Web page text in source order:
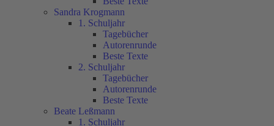
Sandra Krogmann
1. Schuljahr
Tagebücher
Autorenrunde
Beste Texte
2. Schuljahr
Tagebücher
Autorenrunde
Beste Texte
Beate Leßmann
1. Schuljahr